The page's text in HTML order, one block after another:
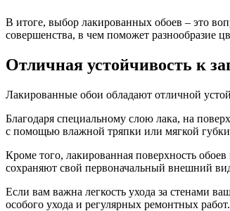
В итоге, выбор лакированных обоев – это
совершенства, в чем поможет разнообразие
Отличная устойчивость к
Лакированные обои обладают отличной
Благодаря специальному слою лака, на
с помощью влажной тряпки или мягкой
Кроме того, лакированная поверхность
сохраняют свой первоначальный внешний
Если вам важна легкость ухода за стенами
особого ухода и регулярных ремонтных работ.